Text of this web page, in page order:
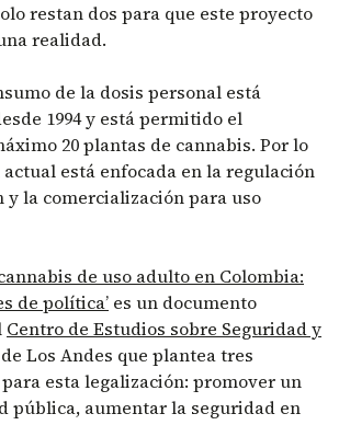
restan dos para que este proyecto
realidad.
de la dosis personal está
1994 y está permitido el
20 plantas de cannabis. Por lo
está enfocada en la regulación
y la comercialización para uso
de uso adulto en Colombia:
de política’ es un documento
Centro de Estudios sobre Seguridad y
de Los Andes que plantea tres
esta legalización: promover un
pública, aumentar la seguridad en